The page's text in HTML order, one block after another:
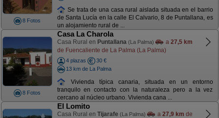
8 Fotos
Se trata de una casa rural aislada situada en el barrio
de Santa Lucía en la calle El Calvario, 8 de Puntallana, es
un alojamiento rural de ...
8 Fotos
Casa La Charola
Casa Rural en Puntallana (La Palma) a 27,5 km
de Fuencaliente de La Palma (La Palma)
4 plazas
30 €
13 km de La Palma
Vivienda típica canaria, situada en un entorno
tranquilo en contacto con la naturaleza pero a la vez
cercano al núcleo urbano. Vivienda cana ...
El Lomito
Casa Rural en Tijarafe (La Palma) a 27,9 km de